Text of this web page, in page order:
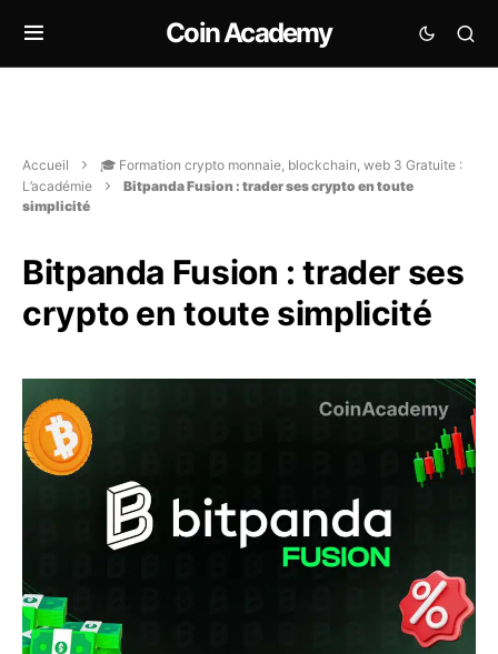
Coin Academy
Accueil
🎓 Formation crypto monnaie, blockchain, web 3 Gratuite :
L’académie
Bitpanda Fusion : trader ses crypto en toute
simplicité
Bitpanda Fusion : trader ses
crypto en toute simplicité